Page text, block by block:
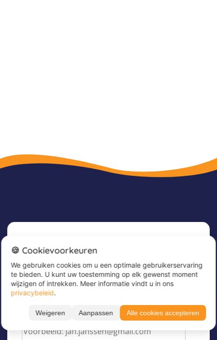
Nieuwsbrief
Meld u nu aan voor onze nieuwsbrief om
geweldige aanbiedingen te ontvangen en op de
hoogte te blijven!
Voer hier uw e-mailadres in*
🍪 Cookievoorkeuren
We gebruiken cookies om u een optimale gebruikerservaring
te bieden. U kunt uw toestemming op elk gewenst moment
wijzigen of intrekken. Meer informatie vindt u in ons
privacybeleid.
Weigeren Aanpassen Alle cookies accepteren